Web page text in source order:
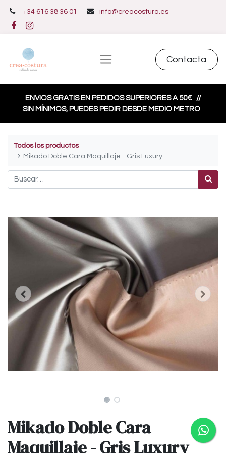
+34 616 38 36 01 info@creacostura.es
Contacta
ENVIOS GRATIS EN PEDIDOS SUPERIORES A 50€ //
SIN MÍNIMOS, PUEDES PEDIR DESDE MEDIO METRO
Todos los productos
Mikado Doble Cara Maquillaje - Gris Luxury
Mikado Doble Cara
Maquillaje - Gris Luxury